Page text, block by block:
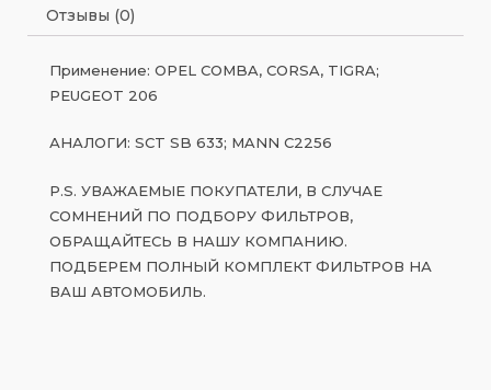
Отзывы (0)
Применение: OPEL COMBA, CORSA, TIGRA;
PEUGEOT 206
АНАЛОГИ: SCT SB 633; MANN C2256
P.S. УВАЖАЕМЫЕ ПОКУПАТЕЛИ, В СЛУЧАЕ
СОМНЕНИЙ ПО ПОДБОРУ ФИЛЬТРОВ,
ОБРАЩАЙТЕСЬ В НАШУ КОМПАНИЮ.
ПОДБЕРЕМ ПОЛНЫЙ КОМПЛЕКТ ФИЛЬТРОВ НА
ВАШ АВТОМОБИЛЬ.